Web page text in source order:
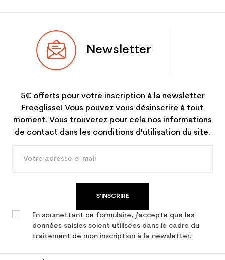
Newsletter
5€ offerts pour votre inscription à la newsletter
Freeglisse! Vous pouvez vous désinscrire à tout
moment. Vous trouverez pour cela nos informations
de contact dans les conditions d'utilisation du site.
S'INSCRIRE
En soumettant ce formulaire, j'accepte que les
données saisies soient utilisées dans le cadre du
traitement de mon inscription à la newsletter.